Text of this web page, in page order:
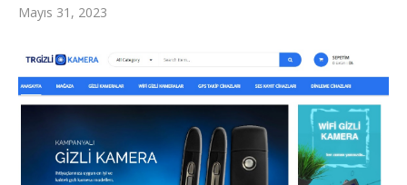
Mayıs 31, 2023